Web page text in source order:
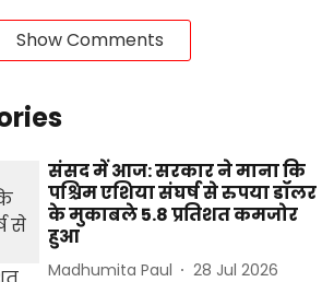
Show Comments
संसद में आज: सरकार ने माना कि
पश्चिम एशिया संघर्ष से रुपया डॉलर
के मुकाबले 5.8 प्रतिशत कमजोर
हुआ
Madhumita Paul 28 Jul 2026